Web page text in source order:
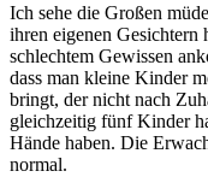
Ich sehe die Großen
ihren eigenen Gesichtern
schlechtem Gewissen
dass man kleine Kinder
bringt, der nicht nach
gleichzeitig fünf Kinder
Hände haben. Die
normal.